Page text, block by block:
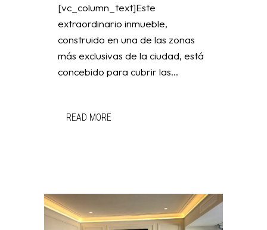
[vc_column_text]Este
extraordinario inmueble,
construido en una de las zonas
más exclusivas de la ciudad, está
concebido para cubrir las...
READ MORE